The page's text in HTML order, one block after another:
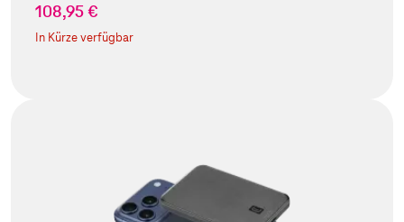
108,95 €
In Kürze verfügbar